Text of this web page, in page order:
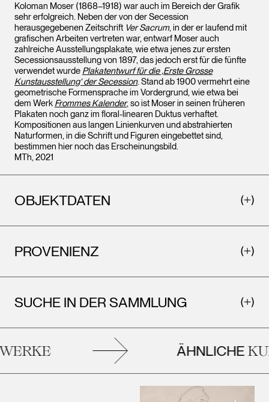
Koloman Moser (1868–1918) war auch im Bereich der Grafik
sehr erfolgreich. Neben der von der Secession
herausgegebenen Zeitschrift Ver Sacrum, in der er laufend mit
grafischen Arbeiten vertreten war, entwarf Moser auch
zahlreiche Ausstellungsplakate, wie etwa jenes zur ersten
Secessionsausstellung von 1897, das jedoch erst für die fünfte
verwendet wurde Plakatentwurf für die ‚Erste Grosse
Kunstausstellung‘ der Secession. Stand ab 1900 vermehrt eine
geometrische Formensprache im Vordergrund, wie etwa bei
dem Werk Frommes Kalender, so ist Moser in seinen früheren
Plakaten noch ganz im floral-linearen Duktus verhaftet.
Kompositionen aus langen Linienkurven und abstrahierten
Naturformen, in die Schrift und Figuren eingebettet sind,
bestimmen hier noch das Erscheinungsbild.
MTh, 2021
OBJEKTDATEN
PROVENIENZ
SUCHE IN DER SAMMLUNG
ÄHNLICHE